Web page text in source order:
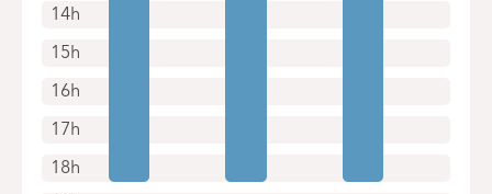
14h
15h
16h
17h
18h